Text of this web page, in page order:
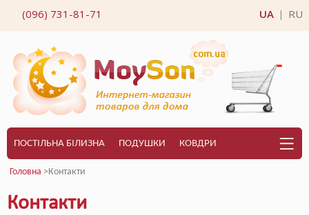
(096) 731-81-71 UA RU
ПОСТІЛЬНА БІЛИЗНА ПОДУШКИ КОВДРИ
Головна >Контакти
Контакти